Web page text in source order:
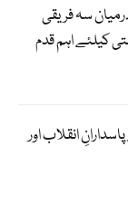
سہ فریقی
کیلئے اہم قدم
انقلاب اور